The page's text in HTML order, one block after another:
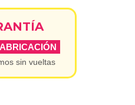
sin vueltas